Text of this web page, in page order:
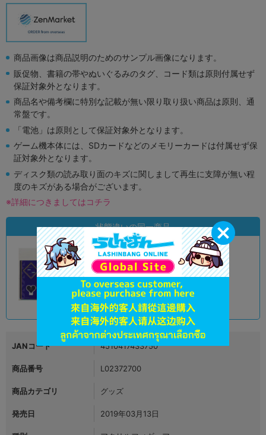
商品画像は商品説明のためのサンプル画像になります。
販促物、書籍の帯やぬいぐるみのタグ、コード類は原則付属せず
保証対象外となります。
商品名や備考欄に特別な記載が無い限り取り扱い商品は原則、通
常盤です。
「電池」は原則として保証対象外となります。
ゲーム機本体には、SDカードなどのメモリーカードは付属せず保
証対象外となります。
ディスク類の読み取り面のキズに関しまして再生に支障が無い程
度のキズがある場合がございます。
※詳細につきましてはコチラ
状態違いの同一商品
状態 :
豊橋店
在庫あり 1,290円 税込
JANコード 4510417433750
商品番号 L02372700
商品カテゴリ グッズ
発売日 2019年03月13日